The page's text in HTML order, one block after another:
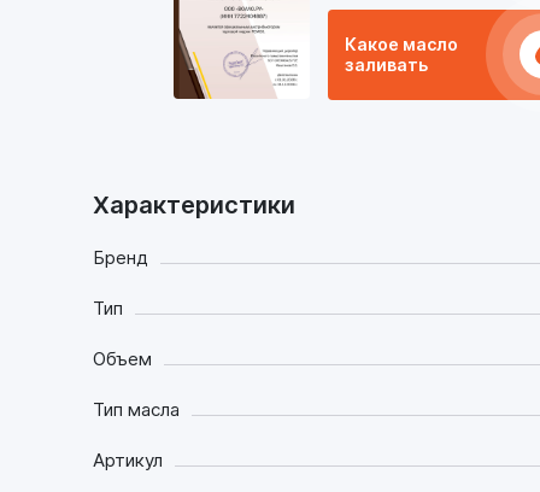
Какое масло
заливать
Характеристики
Бренд
Тип
Объем
Тип масла
Артикул